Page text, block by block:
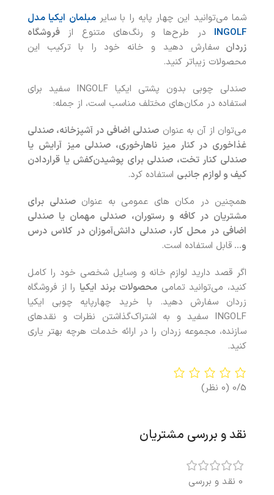
شما می‌توانید این چهار پایه را با سایرمبلمان ایکیا مدل
INGOLF در طرح‌ها و رنگ‌های متنوع از فروشگاه
زردان سفارش دهید و خانه خود را با ترکیب این
محصولات زیباتر کنید.
صندلی چوبی بدون پشتی ایکیا INGOLF سفید برای
استفاده در مکان‌های مختلف مناسب است، از جمله:
می‌توان از آن به عنوان صندلی اضافی در آشپزخانه، صندلی
غذاخوری در کنار میز ناهارخوری، صندلی میز آرایش یا
صندلی کنار تخت، صندلی برای پوشیدن‌کفش یا قراردادن
کیف و لوازم جانبی استفاده کرد.
همچنین در مکان های عمومی به عنوانصندلی برای
مشتریان در کافه و رستوران، صندلی مهمان یا صندلی
اضافی در محل کار، صندلی دانش‌آموزان در کلاس درس
و… قابل استفاده است.
اگر قصد دارید لوازم خانه و وسایل شخصی خود را کامل
کنید، می‌توانید تمامی محصولات برند ایکیا را از فروشگاه
زردان سفارش دهید. با خريد چهارپایه چوبی ایکیا
INGOLF سفید و به اشتراک‌گذاشتن نظرات و نقدهای
سازنده، مجموعه زردان را در ارائه خدمات هرچه بهتر ياری
کنيد.
0/5 (0 نظر)
نقد و بررسی مشتریان
0 نقد و بررسی